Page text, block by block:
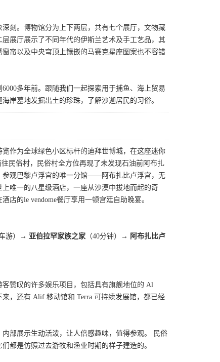
刻。博物馆分为上下两层，共有七个展厅，文物藏
展厅展示了不同年代的伊斯兰艺术及手工艺品，其
帘以及中央穹顶上镶嵌的马赛克星座图案也不容错
多年前。跟随我们一起探索用于捕鱼、海上贸易
岸墓地发掘出土的珍珠，了解沙迦居民的习俗。
作为全球绿色小区标杆的迪拜世博城，在这座迷你
民俗村，民俗村全方位再现了未发现石油前阿布扎
参观巴黎卢浮宫的唯一分馆——阿布扎比卢浮宫，无
唯一的八星级酒店，一座从沙漠中拔地而起的奇
的le vendome餐厅享用一顿宫廷自助晚宴。
游） → 亚伯拉罕家族之家 （40分钟）→ 阿布扎比卢
赞叹的许多娱乐项目，包括具有旗舰地位的 Al
，还有 Alif 移动馆和 Terra 可持续发展馆，都已经
部展示生动活泼，让人倍感趣味，值得参观。 民俗
都是仿照过去游牧和渔业时期的样子建造的。